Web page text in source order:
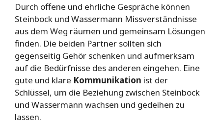
Durch offene und ehrliche Gespräche können
Steinbock und Wassermann Missverständnisse
aus dem Weg räumen und gemeinsam Lösungen
finden. Die beiden Partner sollten sich
gegenseitig Gehör schenken und aufmerksam
auf die Bedürfnisse des anderen eingehen. Eine
gute und klare Kommunikation ist der
Schlüssel, um die Beziehung zwischen Steinbock
und Wassermann wachsen und gedeihen zu
lassen.